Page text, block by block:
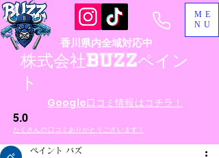
香川県内全域対応中
ME
NU
​株式会社BUZZペイン
ト
5.0
​Google口コミ情報はコチラ！
​たくさんの口コミありがとうございます！
ペイント バズ